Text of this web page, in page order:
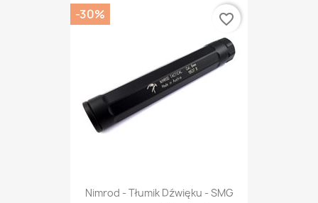
Nimrod - Tłumik Dźwięku - SMG
-30% favorite_border